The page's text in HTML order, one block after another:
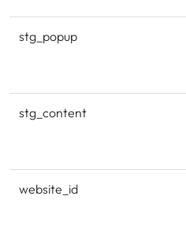
stg_popup
stg_content
website_id